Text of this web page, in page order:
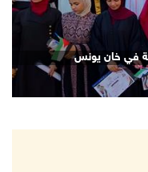
برك سلي ...
من مخيم قل ...
في خان يونس